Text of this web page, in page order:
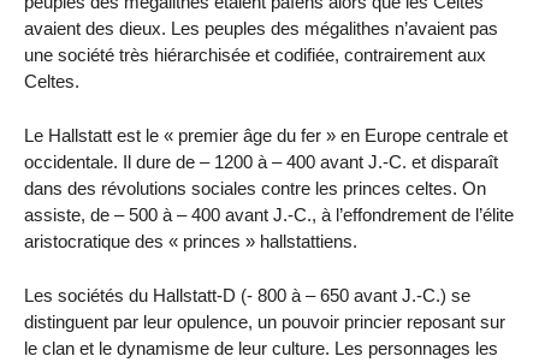
avaient des dieux. Les peuples des mégalithes n’avaient pas
une société très hiérarchisée et codifiée, contrairement aux
Celtes.
Le Hallstatt est le « premier âge du fer » en Europe centrale et
occidentale. Il dure de – 1200 à – 400 avant J.-C. et disparaît
dans des révolutions sociales contre les princes celtes. On
assiste, de – 500 à – 400 avant J.-C., à l’effondrement de l’élite
aristocratique des « princes » hallstattiens.
Les sociétés du Hallstatt-D (- 800 à – 650 avant J.-C.) se
distinguent par leur opulence, un pouvoir princier reposant sur
le clan et le dynamisme de leur culture. Les personnages les